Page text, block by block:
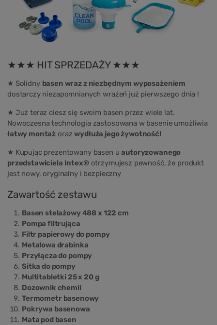
★★★ HIT SPRZEDAŻY ★★★
★ Solidny basen wraz z niezbędnym wyposażeniem
dostarczy niezapomnianych wrażeń już pierwszego dnia !
★ Już teraz ciesz się swoim basen przez wiele lat.
Nowoczesna technologia zastosowana w basenie umożliwia
łatwy montaż orazwydłuża jego żywotność!
★ Kupując prezentowany basen uautoryzowanego
przedstawiciela Intex®otrzymujesz pewność, że produkt
jest nowy, oryginalny i bezpieczny
Zawartość zestawu
Basen stelażowy 488 x 122 cm
Pompa filtrująca
Filtr papierowy do pompy
Metalowa drabinka
Przyłącza do pompy
Sitka do pompy
Multitabletki 25 x 20 g
Dozownik chemii
Termometr basenowy
Pokrywa basenowa
Mata pod basen